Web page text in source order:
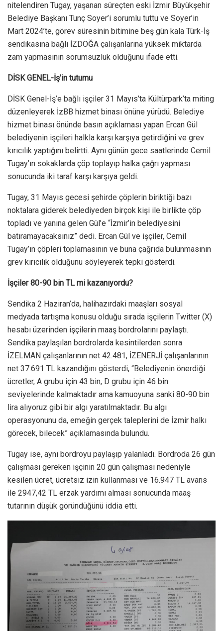
nitelendiren Tugay, yaşanan süreçten eski İzmir Büyükşehir
Belediye Başkanı Tunç Soyer’i sorumlu tuttu ve Soyer’in
Mart 2024’te, görev süresinin bitimine beş gün kala Türk-İş
sendikasına bağlı İZDOĞA çalışanlarına yüksek miktarda
zam yapmasının sorumsuzluk olduğunu ifade etti.
DİSK GENEL-İş’in tutumu
DİSK Genel-İş’e bağlı işçiler 31 Mayıs’ta Kültürpark’ta miting
düzenleyerek İzBB hizmet binası önüne yürüdü. Belediye
hizmet binası önünde basın açıklaması yapan Ercan Gül
belediyenin işçileri halkla karşı karşıya getirdiğini ve grev
kırıcılık yaptığını belirtti. Aynı günün gece saatlerinde Cemil
Tugay’ın sokaklarda çöp toplayıp halka çağrı yapması
sonucunda iki taraf karşı karşıya geldi.
Tugay, 31 Mayıs gecesi şehirde çöplerin biriktiği bazı
noktalara giderek belediyeden birçok kişi ile birlikte çöp
topladı ve yanına gelen Gül’e “İzmir’in belediyesini
batıramayacaksınız” dedi. Ercan Gül ve işçiler, Cemil
Tugay’ın çöpleri toplamasının ve buna çağrıda bulunmasının
grev kırıcılık olduğunu söyleyerek tepki gösterdi.
İşçiler 80-90 bin TL mi kazanıyordu?
Sendika 2 Haziran’da, halihazırdaki maaşları sosyal
medyada tartışma konusu olduğu sırada işçilerin Twitter (X)
hesabı üzerinden işçilerin maaş bordrolarını paylaştı.
Sendika paylaşılan bordrolarda kesintilerden sonra
İZELMAN çalışanlarının net 42.481, İZENERJİ çalışanlarının
net 37.691 TL kazandığını gösterdi, “Belediyenin önerdiği
ücretler, A grubu için 43 bin, D grubu için 46 bin
seviyelerinde kalmaktadır ama kamuoyuna sanki 80-90 bin
lira alıyoruz gibi bir algı yaratılmaktadır. Bu algı
operasyonunu da, emeğin gerçek taleplerini de İzmir halkı
görecek, bilecek” açıklamasında bulundu.
Tugay ise, aynı bordroyu paylaşıp yalanladı. Bordroda 26 gün
çalışması gereken işçinin 20 gün çalışması nedeniyle
kesilen ücret, ücretsiz izin kullanması ve 16.947 TL avans
ile 2947,42 TL erzak yardımı alması sonucunda maaş
tutarının düşük göründüğünü iddia etti.